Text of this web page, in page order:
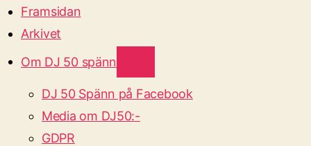
Framsidan
Arkivet
Om DJ 50 spänn
DJ 50 Spänn på Facebook
Media om DJ50:-
GDPR